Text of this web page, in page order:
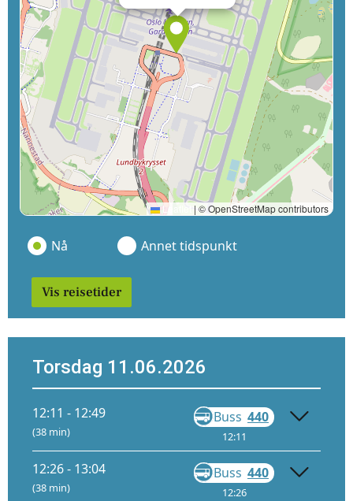
Leaflet | © OpenStreetMap contributors
Nå Annet tidspunkt
Vis reisetider
Torsdag 11.06.2026
12:11 - 12:49
(38 min)
Buss 440
12:11
12:26 - 13:04
(38 min)
Buss 440
12:26